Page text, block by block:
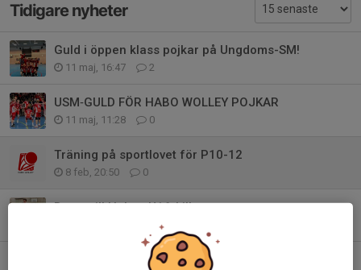
Tidigare nyheter
Guld i öppen klass pojkar på Ungdoms-SM!
11 maj, 16:47 2
USM‑GULD FÖR HABO WOLLEY POJKAR
11 maj, 11:28 0
Träning på sportlovet för P10-12
8 feb, 20:50 0
Brons till Habos U16-killar
Påsklov måndag och tisdag för 09-12